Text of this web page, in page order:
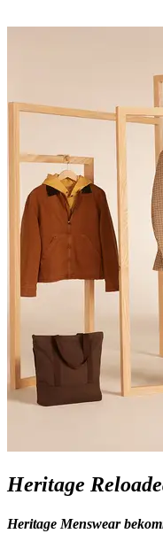
Heritage
Heritage Menswear